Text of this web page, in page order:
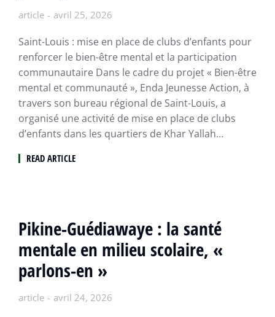
article avril 25, 2026
Saint-Louis : mise en place de clubs d’enfants pour
renforcer le bien-être mental et la participation
communautaire Dans le cadre du projet « Bien-être
mental et communauté », Enda Jeunesse Action, à
travers son bureau régional de Saint-Louis, a
organisé une activité de mise en place de clubs
d’enfants dans les quartiers de Khar Yallah…
READ ARTICLE
Pikine-Guédiawaye : la santé
mentale en milieu scolaire, «
parlons-en »
article avril 24, 2026